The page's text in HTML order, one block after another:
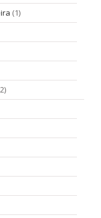
(1)